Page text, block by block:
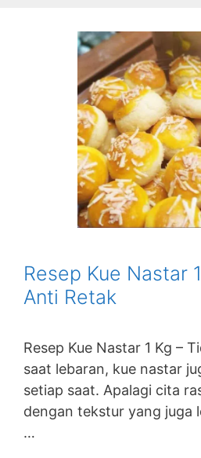
Resep Kue Nastar
Anti Retak
Resep Kue Nastar 1 Kg –
saat lebaran, kue nastar
setiap saat. Apalagi cita
dengan tekstur yang juga
…